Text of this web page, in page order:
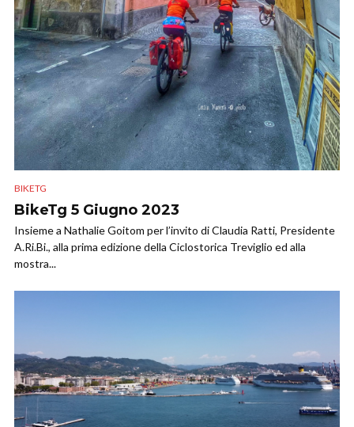
BIKETG
BikeTg 5 Giugno 2023
Insieme a Nathalie Goitom per l’invito di Claudia Ratti, Presidente
A.Ri.Bi., alla prima edizione della Ciclostorica Treviglio ed alla
mostra...